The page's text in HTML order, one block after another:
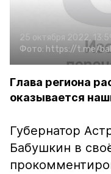
25 октября 2022,
Фото: https://t.me/
Глава региона
оказывается
Губернатор
Бабушкин в